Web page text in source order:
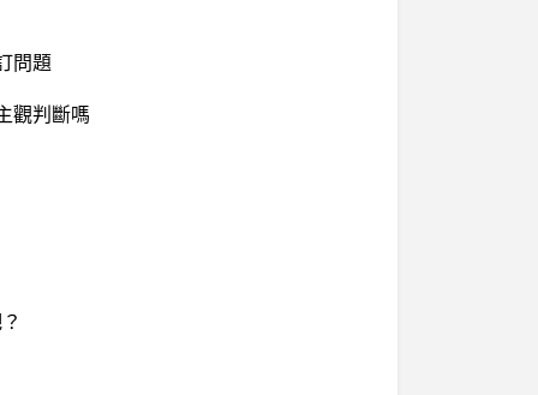
問題
觀判斷嗎